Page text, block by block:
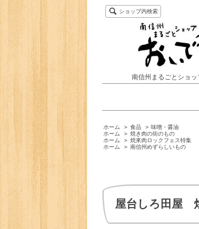
ショップ内検索
南信州まるごとショッ
ホーム > 食品 > 味噌・醤油
ホーム
> 焼き肉の街のもの
ホーム
> 焼來肉ロックフェス特集
ホーム
> 南信州めずらしいもの
屋台しろ田屋